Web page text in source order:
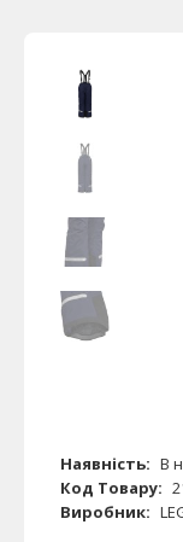
Наявність: В
Код Товару:
Виробник: